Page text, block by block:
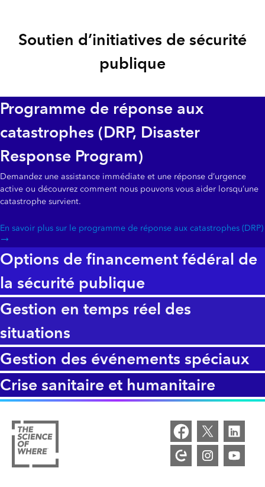
Soutien d’initiatives de sécurité
publique
Programme de réponse aux
catastrophes (DRP, Disaster
Response Program)
Demandez une assistance immédiate et une réponse d’urgence
active ou découvrez comment nous pouvons vous aider lorsqu’une
catastrophe survient.
En savoir plus sur le programme de réponse aux catastrophes (DRP)
Options de financement fédéral de
la sécurité publique
Gestion en temps réel des
situations
Gestion des événements spéciaux
Crise sanitaire et humanitaire